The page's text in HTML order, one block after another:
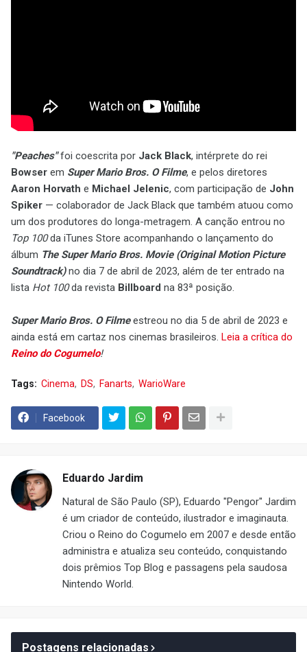
"Peaches"foi coescrita por Jack Black, intérprete do rei
Bowser em Super Mario Bros. O Filme, e pelos diretores
Aaron Horvath e Michael Jelenic, com participação de John
Spiker — colaborador de Jack Black que também atuou como
um dos produtores do longa-metragem. A canção entrou no
Top 100da iTunes Store acompanhando o lançamento do
álbum The Super Mario Bros. Movie (Original Motion Picture
Soundtrack)no dia 7 de abril de 2023, além de ter entrado na
lista Hot 100da revista Billboard na 83ª posição.
Super Mario Bros. O Filmeestreou no dia 5 de abril de 2023 e
ainda está em cartaz nos cinemas brasileiros. Leia a crítica do
Reino do Cogumelo!
Tags: Cinema DS Fanarts WarioWare
Facebook
Eduardo Jardim
Natural de São Paulo (SP), Eduardo "Pengor" Jardim
é um criador de conteúdo, ilustrador e imaginauta.
Criou o Reino do Cogumelo em 2007 e desde então
administra e atualiza seu conteúdo, conquistando
dois prêmios Top Blog e passagens pela saudosa
Nintendo World.
Postagens relacionadas